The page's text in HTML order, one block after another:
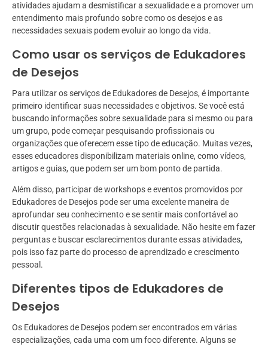
atividades ajudam a desmistificar a sexualidade e a promover um
entendimento mais profundo sobre como os desejos e as
necessidades sexuais podem evoluir ao longo da vida.
Como usar os serviços de Edukadores
de Desejos
Para utilizar os serviços de Edukadores de Desejos, é importante
primeiro identificar suas necessidades e objetivos. Se você está
buscando informações sobre sexualidade para si mesmo ou para
um grupo, pode começar pesquisando profissionais ou
organizações que oferecem esse tipo de educação. Muitas vezes,
esses educadores disponibilizam materiais online, como vídeos,
artigos e guias, que podem ser um bom ponto de partida.
Além disso, participar de workshops e eventos promovidos por
Edukadores de Desejos pode ser uma excelente maneira de
aprofundar seu conhecimento e se sentir mais confortável ao
discutir questões relacionadas à sexualidade. Não hesite em fazer
perguntas e buscar esclarecimentos durante essas atividades,
pois isso faz parte do processo de aprendizado e crescimento
pessoal.
Diferentes tipos de Edukadores de
Desejos
Os Edukadores de Desejos podem ser encontrados em várias
especializações, cada uma com um foco diferente. Alguns se